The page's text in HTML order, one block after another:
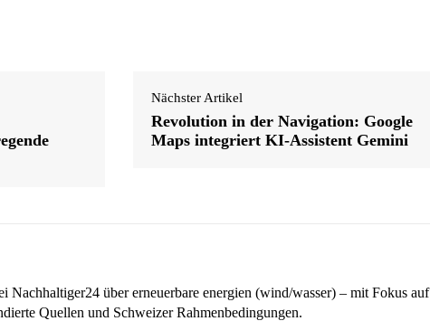
Nächster Artikel
Revolution in der Navigation: Google
Maps integriert KI-Assistent Gemini
Nachhaltiger24 über erneuerbare energien (wind/wasser) – mit Fokus auf
Quellen und Schweizer Rahmenbedingungen.